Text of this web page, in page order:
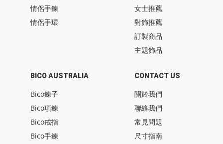
情侶手鍊
情侶手環
BICO AUSTRALIA
Bico鍊子
Bico項鍊
Bico戒指
Bico手鍊
女士推薦
對飾推薦
訂製商品
主題飾品
CONTACT US
關於我們
聯絡我們
常見問題
尺寸指南